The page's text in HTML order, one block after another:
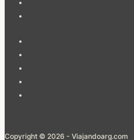
Copyright © 2026 - Viajandoarg.com